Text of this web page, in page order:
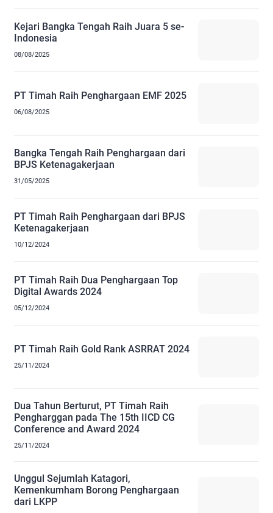
Kejari Bangka Tengah Raih Juara 5 se-
Indonesia
08/08/2025
PT Timah Raih Penghargaan EMF 2025
06/08/2025
Bangka Tengah Raih Penghargaan dari
BPJS Ketenagakerjaan
31/05/2025
PT Timah Raih Penghargaan dari BPJS
Ketenagakerjaan
10/12/2024
PT Timah Raih Dua Penghargaan Top
Digital Awards 2024
05/12/2024
PT Timah Raih Gold Rank ASRRAT 2024
25/11/2024
Dua Tahun Berturut, PT Timah Raih
Pengharggan pada The 15th IICD CG
Conference and Award 2024
25/11/2024
Unggul Sejumlah Katagori,
Kemenkumham Borong Penghargaan
dari LKPP